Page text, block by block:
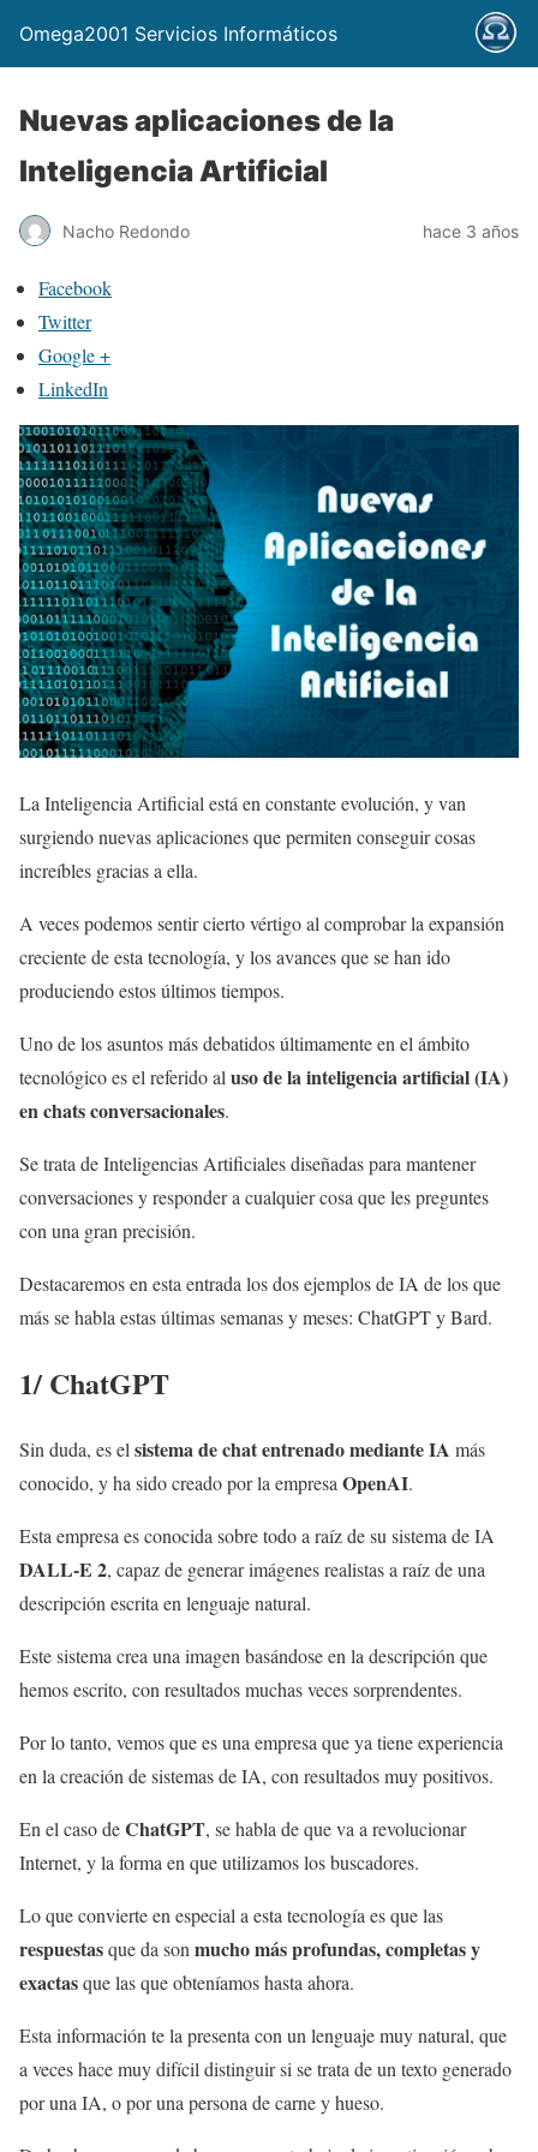
Omega2001 Servicios Informáticos
Nuevas aplicaciones de la
Inteligencia Artificial
Nacho Redondo hace 3 años
Facebook
Twitter
Google +
LinkedIn
La Inteligencia Artificial está en constante evolución, y van
surgiendo nuevas aplicaciones que permiten conseguir cosas
increíbles gracias a ella.
A veces podemos sentir cierto vértigo al comprobar la expansión
creciente de esta tecnología, y los avances que se han ido
produciendo estos últimos tiempos.
Uno de los asuntos más debatidos últimamente en el ámbito
tecnológico es el referido al uso de la inteligencia artificial (IA)
en chats conversacionales.
Se trata de Inteligencias Artificiales diseñadas para mantener
conversaciones y responder a cualquier cosa que les preguntes
con una gran precisión.
Destacaremos en esta entrada los dos ejemplos de IA de los que
más se habla estas últimas semanas y meses: ChatGPT y Bard.
1/ ChatGPT
Sin duda, es el sistema de chat entrenado mediante IA más
conocido, y ha sido creado por la empresa OpenAI.
Esta empresa es conocida sobre todo a raíz de su sistema de IA
DALL-E 2, capaz de generar imágenes realistas a raíz de una
descripción escrita en lenguaje natural.
Este sistema crea una imagen basándose en la descripción que
hemos escrito, con resultados muchas veces sorprendentes.
Por lo tanto, vemos que es una empresa que ya tiene experiencia
en la creación de sistemas de IA, con resultados muy positivos.
En el caso deChatGPT, se habla de que va a revolucionar
Internet, y la forma en que utilizamos los buscadores.
Lo que convierte en especial a esta tecnología es que las
respuestasque da son mucho más profundas, completas y
exactasque las que obteníamos hasta ahora.
Esta información te la presenta con un lenguaje muy natural, que
a veces hace muy difícil distinguir si se trata de un texto generado
por una IA, o por una persona de carne y hueso.